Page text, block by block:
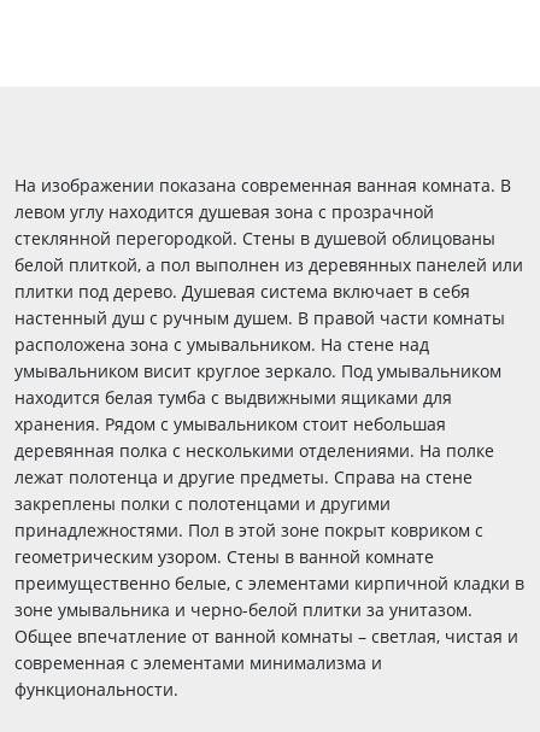
На изображении показана современная ванная комната. В
левом углу находится душевая зона с прозрачной
стеклянной перегородкой. Стены в душевой облицованы
белой плиткой, а пол выполнен из деревянных панелей или
плитки под дерево. Душевая система включает в себя
настенный душ с ручным душем. В правой части комнаты
расположена зона с умывальником. На стене над
умывальником висит круглое зеркало. Под умывальником
находится белая тумба с выдвижными ящиками для
хранения. Рядом с умывальником стоит небольшая
деревянная полка с несколькими отделениями. На полке
лежат полотенца и другие предметы. Справа на стене
закреплены полки с полотенцами и другими
принадлежностями. Пол в этой зоне покрыт ковриком с
геометрическим узором. Стены в ванной комнате
преимущественно белые, с элементами кирпичной кладки в
зоне умывальника и черно-белой плитки за унитазом.
Общее впечатление от ванной комнаты – светлая, чистая и
современная с элементами минимализма и
функциональности.